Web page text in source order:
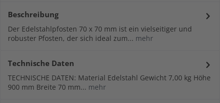
Beschreibung
Der Edelstahlpfosten 70 x 70 mm ist ein vielseitiger und
robuster Pfosten, der sich ideal zum... mehr
Technische Daten
TECHNISCHE DATEN: Material Edelstahl Gewicht 7,00 kg Höhe
900 mm Breite 70 mm... mehr